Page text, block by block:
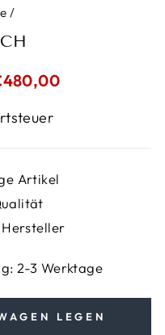
/
Artikel
2-3 Werktage
LEGEN